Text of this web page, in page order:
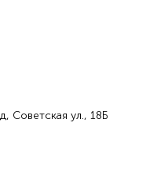
Советская ул., 18Б